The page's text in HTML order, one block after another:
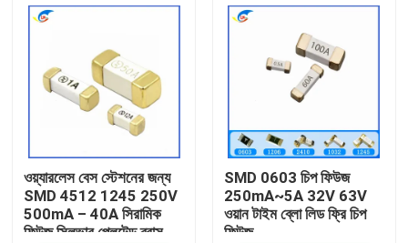
ভিডিও
কারখানা পরিদর্শন
ওয়্যারলেস বেস স্টেশনের জন্য
SMD 4512 1245 250V
500mA – 40A সিরামিক
ফিউজ সিলভার প্লেটেড ব্রাস
SMD 0603 চিপ ফিউজ
250mA~5A 32V 63V
ওয়ান টাইম ব্লো লিড ফ্রি চিপ
ফিউজ